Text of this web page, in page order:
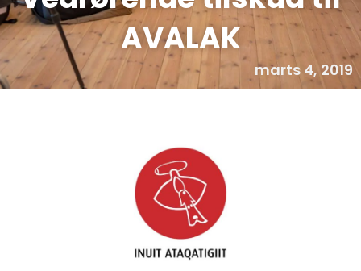
AVALAK
marts 4, 2019